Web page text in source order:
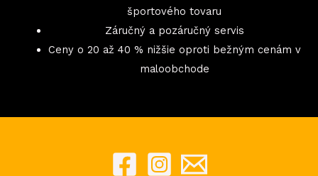
športového tovaru
Záručný a pozáručný servis
Ceny o 20 až 40 % nižšie oproti bežným cenám v
maloobchode